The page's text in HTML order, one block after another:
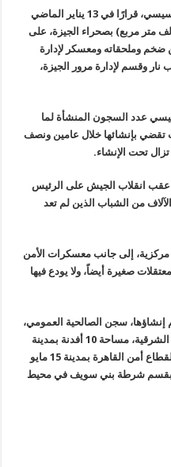
في 13 يناير الماضي
103 أفدنة (حوالي 434 ألف متر مربع) بصحراء الجيزة، على
وملحقاته ومعسكر لإدارة
وقسم لإدارة مرور الجيزة،
عدد السجون المنشأة لما
سجنا خلال 9 قرارات تقضي بإنشائها خلال عامين ونصف
تحت الإنشاء.
انقلاب الجيش على الرئيس
من الشباب الذين لم تعد
مركزية، إلى جانب معسكرات الأمن
صغيرة أيضاً، ولا يودع فيها
سجن الصالحية العمومي،
الذي خصص له سعيد عبد العزيز، محافظ الشرقية، مساحة 10 أفدنة بمدينة
الصالحية وسجن 15 مايو المركزي التابع لقطاع أمن القاهرة بمدينة 15 مايو
شرطة بني سويف في محيط